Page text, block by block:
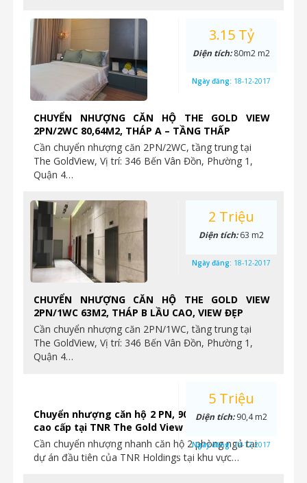
CHUYỂN NHƯỢNG CĂN HỘ THE GOLD VIEW
2PN/2WC 80,64M2, THÁP A – TẦNG THẤP
Cần chuyển nhượng căn 2PN/2WC, tầng trung tại
The GoldView, Vị trí: 346 Bến Vân Đồn, Phường 1,
Quận 4…
3.15 Tỷ
Diện tích:80m2 m2
Ngày đăng: 18-12-2017
CHUYỂN NHƯỢNG CĂN HỘ THE GOLD VIEW
2PN/1WC 63M2, THÁP B LẦU CAO, VIEW ĐẸP
Cần chuyển nhượng căn 2PN/1WC, tầng trung tại
The GoldView, Vị trí: 346 Bến Vân Đồn, Phường 1,
Quận 4…
2 Triệu
Diện tích:63 m2
Ngày đăng: 18-12-2017
Chuyển nhượng căn hộ 2 PN, 90.4m2, hoàn thiện
cao cấp tại TNR The Gold View
Cần chuyển nhượng nhanh căn hộ 2 phòng ngủ tại
dự án đầu tiên của TNR Holdings tại khu vực…
5 Triệu
Diện tích:90,4 m2
Ngày đăng:14-12-2017